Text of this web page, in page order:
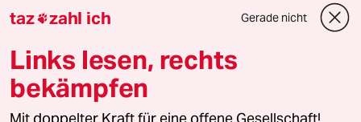
Aboservice
ePaper Login
Downloads für Abonnierende
taz zahl ich Gerade nicht
Links lesen, rechts
bekämpfen